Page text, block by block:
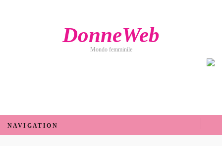
DonneWeb
Mondo femminile
NAVIGATION